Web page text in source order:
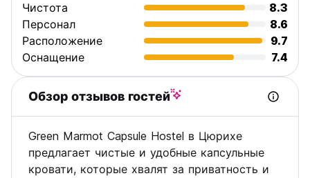
Чистота
8.3
Персонал
8.6
Расположение
9.7
Оснащение
7.4
Обзор отзывов гостей
Green Marmot Capsule Hostel в Цюрихе
предлагает чистые и удобные капсульные
кровати, которые хвалят за приватность и